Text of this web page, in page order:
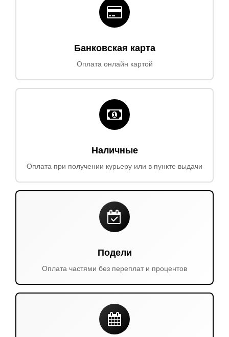
Банковская карта
Оплата онлайн картой
Наличные
Оплата при получении курьеру или в пункте выдачи
Подели
Оплата частями без переплат и процентов